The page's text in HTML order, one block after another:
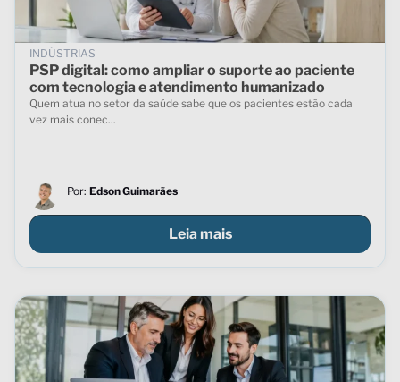
INDÚSTRIAS
PSP digital: como ampliar o suporte ao paciente
com tecnologia e atendimento humanizado
Quem atua no setor da saúde sabe que os pacientes estão cada
vez mais conec...
Por: Edson Guimarães
Leia mais